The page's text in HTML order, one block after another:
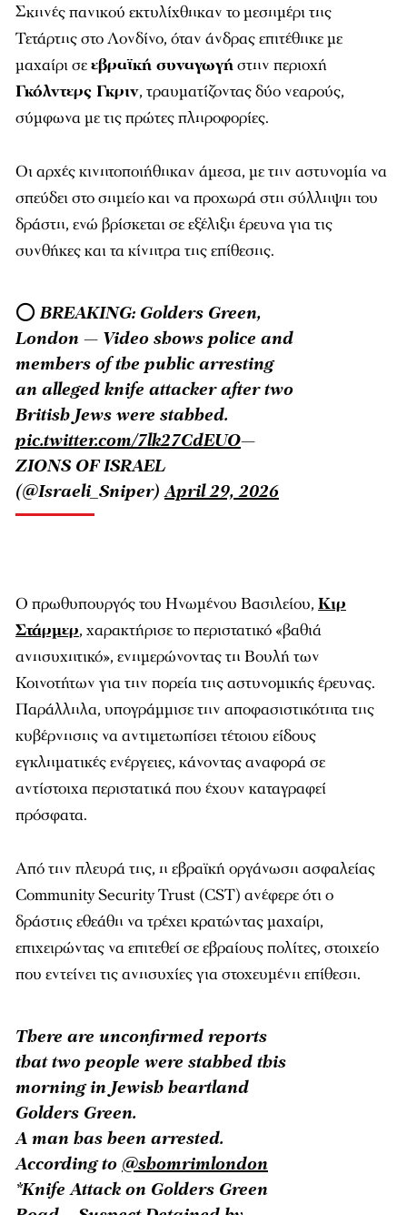
Σκηνές πανικού εκτυλίχθηκαν το μεσημέρι της
Τετάρτης στο Λονδίνο, όταν άνδρας επιτέθηκε με
μαχαίρι σεεβραϊκή συναγωγήστην περιοχή
Γκόλντερς Γκριν, τραυματίζοντας δύο νεαρούς,
σύμφωνα με τις πρώτες πληροφορίες.
Οι αρχές κινητοποιήθηκαν άμεσα, με την αστυνομία να
σπεύδει στο σημείο και να προχωρά στη σύλληψη του
δράστη, ενώ βρίσκεται σε εξέλιξη έρευνα για τις
συνθήκες και τα κίνητρα της επίθεσης.
⭕️ BREAKING: Golders Green,
London — Video shows police and
members of the public arresting
an alleged knife attacker after two
British Jews were stabbed.
pic.twitter.com/7lk27CdEUO—
ZIONS OF ISRAEL
(@Israeli_Sniper)April 29, 2026
Ο πρωθυπουργός του Ηνωμένου Βασιλείου, Κιρ
Στάρμερ, χαρακτήρισε το περιστατικό «βαθιά
ανησυχητικό», ενημερώνοντας τηΒουλή των
Κοινοτήτων για την πορεία της αστυνομικής έρευνας.
Παράλληλα, υπογράμμισε την αποφασιστικότητα της
κυβέρνησης να αντιμετωπίσει τέτοιου είδους
εγκληματικές ενέργειες, κάνοντας αναφορά σε
αντίστοιχα περιστατικά που έχουν καταγραφεί
πρόσφατα.
Από την πλευρά της, η εβραϊκή οργάνωση ασφαλείας
Community Security Trust (CST) ανέφερε ότι ο
δράστης εθεάθη να τρέχει κρατώντας μαχαίρι,
επιχειρώντας να επιτεθεί σε εβραίους πολίτες, στοιχείο
που εντείνει τις ανησυχίες για στοχευμένη επίθεση.
There are unconfirmed reports
that two people were stabbed this
morning in Jewish heartland
Golders Green.
A man has been arrested.
According to @shomrimlondon
*Knife Attack on Golders Green